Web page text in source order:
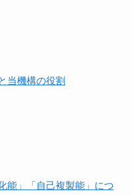
当機構の役割
能」「自己複製能」につ